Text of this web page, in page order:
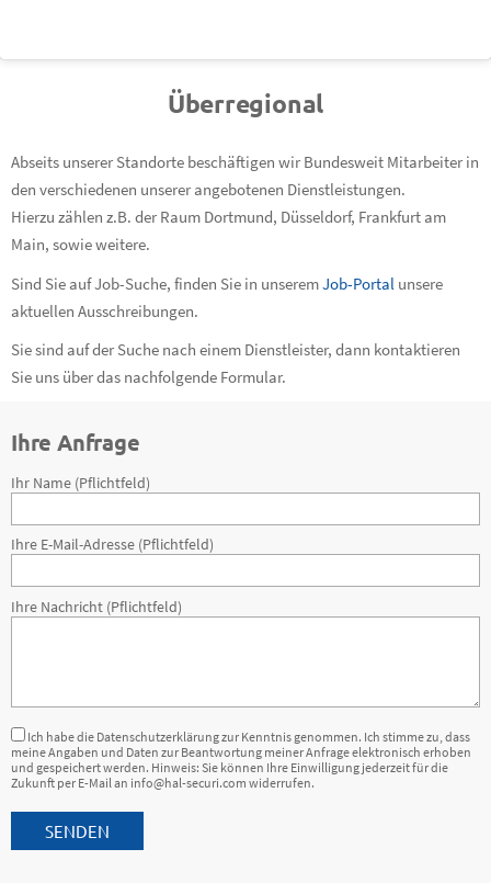
Überregional
Abseits unserer Standorte beschäftigen wir Bundesweit Mitarbeiter in
den verschiedenen unserer angebotenen Dienstleistungen.
Hierzu zählen z.B. der Raum Dortmund, Düsseldorf, Frankfurt am
Main, sowie weitere.
Sind Sie auf Job-Suche, finden Sie in unseremJob-Portal unsere
aktuellen Ausschreibungen.
Sie sind auf der Suche nach einem Dienstleister, dann kontaktieren
Sie uns über das nachfolgende Formular.
Ihre Anfrage
Ihr Name (Pflichtfeld)
Ihre E-Mail-Adresse (Pflichtfeld)
Ihre Nachricht (Pflichtfeld)
Ich habe die Datenschutzerklärung zur Kenntnis genommen. Ich stimme zu, dass
meine Angaben und Daten zur Beantwortung meiner Anfrage elektronisch erhoben
und gespeichert werden. Hinweis: Sie können Ihre Einwilligung jederzeit für die
Zukunft per E-Mail an info@hal-securi.com widerrufen.